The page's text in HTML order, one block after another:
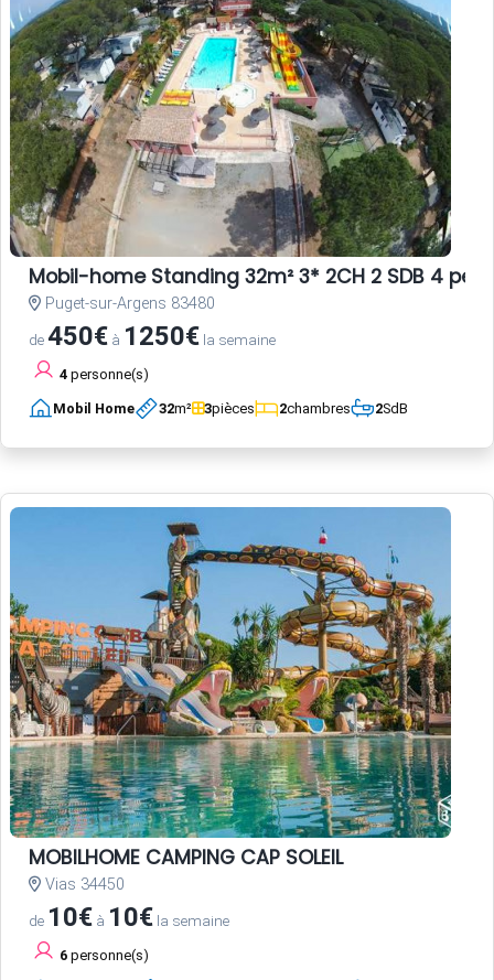
Mobil-home Standing 32m² 3* 2CH 2 SDB 4
Puget-sur-Argens 83480
de450€ à 1250€ la semaine
4 personne(s)
Mobil Home 32m² 3pièces 2chambres 2SdB
MOBILHOME CAMPING CAP SOLEIL
Vias 34450
de 10€ à 10€ la semaine
6 personne(s)